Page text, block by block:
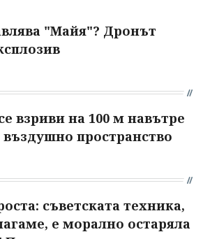
"Майя"? Дронът
взриви на 100 м навътре
въздушно пространство
съветската техника,
е морално остаряла